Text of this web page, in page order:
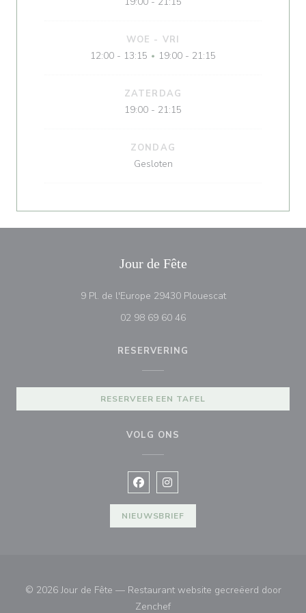
WOE - VRI
12:00 - 13:15 • 19:00 - 21:15
ZATERDAG
19:00 - 21:15
ZONDAG
Gesloten
Jour de Fête
9 Pl. de l'Europe 29430 Plouescat((opent in een
02 98 69 60 46
RESERVERING
RESERVEER EEN TAFEL
VOLG ONS
Facebook ((opent in een nieuw
Instagram ((opent in een
NIEUWSBRIEF
© 2026 Jour de Fête — Restaurant website gecreëerd door
Zenchef((opent in een nieuw venster))